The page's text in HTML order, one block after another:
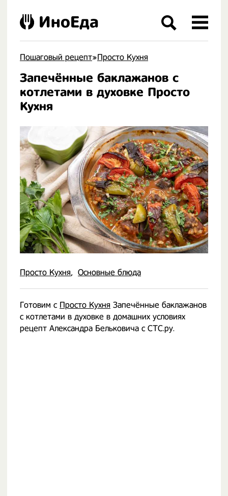
Пошаговый рецепт»Просто Кухня
Запечённые баклажанов с
котлетами в духовке Просто
Кухня
Просто Кухня Основные блюда
Готовим с Просто Кухня Запечённые баклажанов
с котлетами в духовке в домашних условиях
рецепт Александра Бельковича с СТС.ру.
ИноЕда